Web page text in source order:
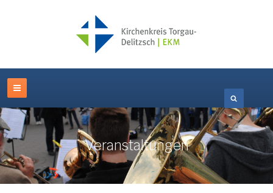
Veranstaltungen